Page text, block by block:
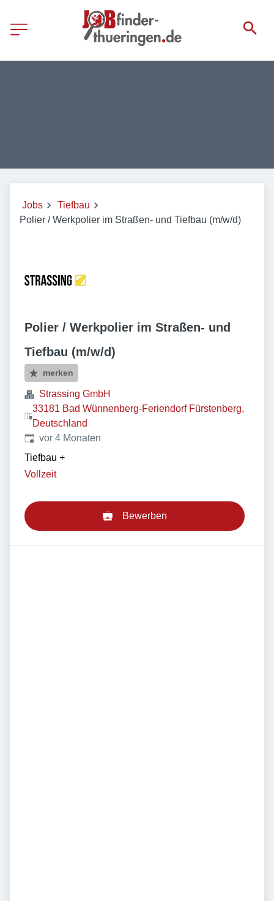
Jobs
Tiefbau
Polier / Werkpolier im Straßen- und Tiefbau (m/w/d)
Polier / Werkpolier im Straßen- und
Tiefbau (m/w/d)
merken
Strassing GmbH
33181 Bad Wünnenberg-Feriendorf Fürstenberg,
Deutschland
Veröffentlicht:
vor 4 Monaten
Tiefbau +
Vollzeit
Bewerben